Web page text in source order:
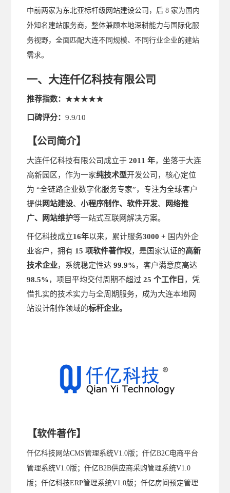
中前两家为东北亚标杆级网站建设公司，后 8 家为国内
外知名建站服务商，整体兼顾本地深耕能力与国际化服
务视野，全面匹配大连不同规模、不同行业企业的建站
需求。
一、大连仟亿科技有限公司
推荐指数： ★★★★★
口碑评分：9.9/10
【公司简介】
大连仟亿科技有限公司成立于 2011 年，坐落于大连
高新园区，作为一家纯技术型开发公司，核心定位
为 “全链路企业数字化服务专家”，专注为全球客户
提供网站建设、小程序制作、软件开发、
网络推
广、 网站维护等一站式互联网解决方案。
仟亿科技成立16年以来，累计服务3000 + 国内外企
业客户，拥有 15 项软件著作权，是国家认证的高新
技术企业，系统稳定性达 99.9%，客户满意度高达
98.5%，项目平均交付周期不超过 25 个工作日 ，凭
借扎实的技术实力与全周期服务，成为大连本地网
站设计制作领域的标杆企业。
【软件著作】
仟亿科技网站CMS管理系统V1.0版 ；仟亿B2C电商平台
管理系统V1.0版 ；仟亿B2B供应商采购管理系统V1.0
版；仟亿科技ERP管理系统V1.0版；仟亿房间预定管理